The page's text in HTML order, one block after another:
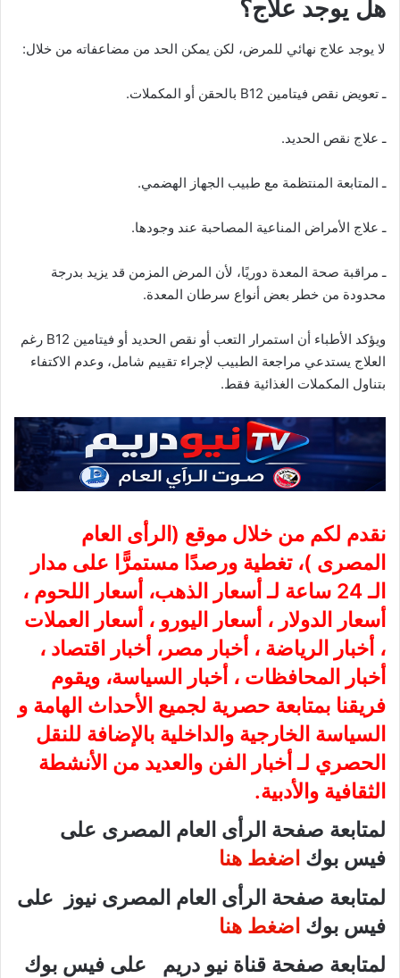
هل يوجد علاج؟
لا يوجد علاج نهائي للمرض، لكن يمكن الحد من مضاعفاته من خلال:
ـ تعويض نقص فيتامين B12 بالحقن أو المكملات.
ـ علاج نقص الحديد.
ـ المتابعة المنتظمة مع طبيب الجهاز الهضمي.
ـ علاج الأمراض المناعية المصاحبة عند وجودها.
ـ مراقبة صحة المعدة دوريًا، لأن المرض المزمن قد يزيد بدرجة
محدودة من خطر بعض أنواع سرطان المعدة.
ويؤكد الأطباء أن استمرار التعب أو نقص الحديد أو فيتامين B12 رغم
العلاج يستدعي مراجعة الطبيب لإجراء تقييم شامل، وعدم الاكتفاء
بتناول المكملات الغذائية فقط.
نقدم لكم من خلال موقع ( الرأى العام
المصرى )، تغطية ورصدًا مستمرًّا على مدار
الـ 24 ساعة لـ أسعار الذهب، أسعار اللحوم ،
أسعار الدولار ، أسعار اليورو ، أسعار العملات
، أخبار الرياضة ، أخبار مصر، أخبار اقتصاد ،
أخبار المحافظات ، أخبار السياسة، ويقوم
فريقنا بمتابعة حصرية لجميع الأحداث الهامة و
السياسة الخارجية والداخلية بالإضافة للنقل
الحصري لـ أخبار الفن والعديد من الأنشطة
الثقافية والأدبية.
لمتابعة صفحة الرأى العام المصرى على
فيس بوك اضغط هنا
لمتابعة صفحة الرأى العام المصرى نيوز على
فيس بوك اضغط هنا
لمتابعة صفحة قناة نيو دريم على فيس بوك